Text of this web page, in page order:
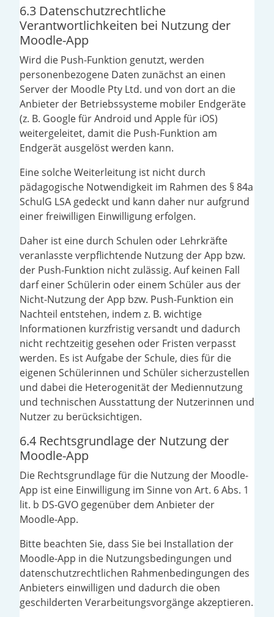
6.3 Datenschutzrechtliche
Verantwortlichkeiten bei Nutzung der
Moodle-App
Wird die Push-Funktion genutzt, werden
personenbezogene Daten zunächst an einen
Server der Moodle Pty Ltd. und von dort an die
Anbieter der Betriebssysteme mobiler Endgeräte
(z. B. Google für Android und Apple für iOS)
weitergeleitet, damit die Push-Funktion am
Endgerät ausgelöst werden kann.
Eine solche Weiterleitung ist nicht durch
pädagogische Notwendigkeit im Rahmen des § 84a
SchulG LSA gedeckt und kann daher nur aufgrund
einer freiwilligen Einwilligung erfolgen.
Daher ist eine durch Schulen oder Lehrkräfte
veranlasste verpflichtende Nutzung der App bzw.
der Push-Funktion nicht zulässig. Auf keinen Fall
darf einer Schülerin oder einem Schüler aus der
Nicht-Nutzung der App bzw. Push-Funktion ein
Nachteil entstehen, indem z. B. wichtige
Informationen kurzfristig versandt und dadurch
nicht rechtzeitig gesehen oder Fristen verpasst
werden. Es ist Aufgabe der Schule, dies für die
eigenen Schülerinnen und Schüler sicherzustellen
und dabei die Heterogenität der Mediennutzung
und technischen Ausstattung der Nutzerinnen und
Nutzer zu berücksichtigen.
6.4 Rechtsgrundlage der Nutzung der
Moodle-App
Die Rechtsgrundlage für die Nutzung der Moodle-
App ist eine Einwilligung im Sinne von Art. 6 Abs. 1
lit. b DS-GVO gegenüber dem Anbieter der
Moodle-App.
Bitte beachten Sie, dass Sie bei Installation der
Moodle-App in die Nutzungsbedingungen und
datenschutzrechtlichen Rahmenbedingungen des
Anbieters einwilligen und dadurch die oben
geschilderten Verarbeitungsvorgänge akzeptieren.